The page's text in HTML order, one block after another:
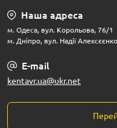
Наша адреса
м. Одеса, вул. Корольова, 76/1
м. Дніпро, вул. Надії
E-mail
kentavr.ua@ukr.net